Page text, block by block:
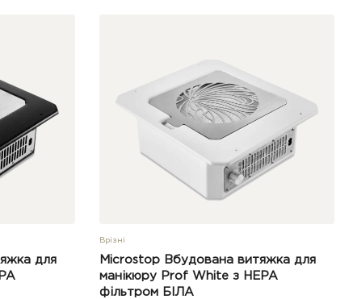
для
Врізні
Microstop Вбудована витяжка для
манікюру Prof White з HEPA
фільтром БІЛА